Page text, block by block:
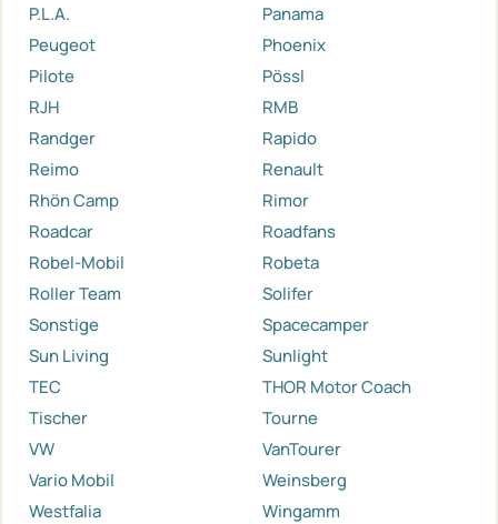
P.L.A.
Panama
Peugeot
Phoenix
Pilote
Pössl
RJH
RMB
Randger
Rapido
Reimo
Renault
Rhön Camp
Rimor
Roadcar
Roadfans
Robel-Mobil
Robeta
Roller Team
Solifer
Sonstige
Spacecamper
Sun Living
Sunlight
TEC
THOR Motor Coach
Tischer
Tourne
VW
VanTourer
Vario Mobil
Weinsberg
Westfalia
Wingamm